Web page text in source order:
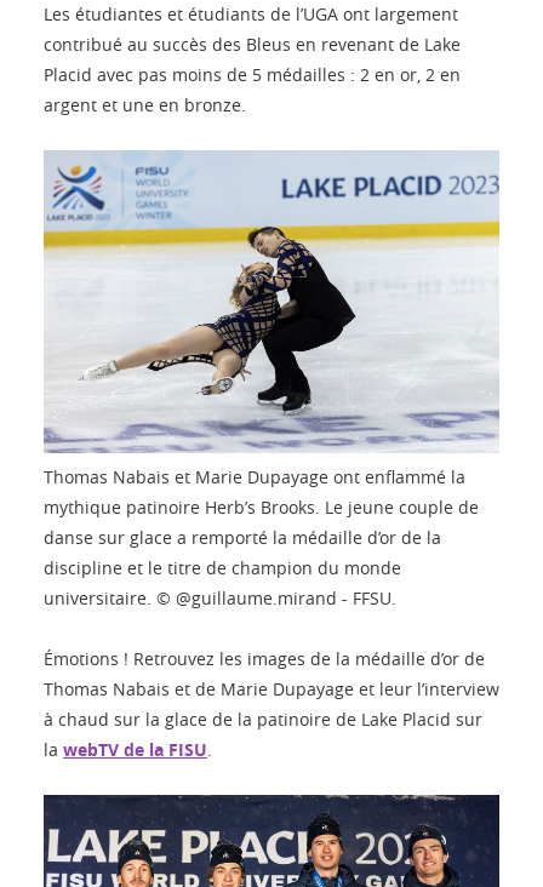
Les étudiantes et étudiants de l’UGA ont largement
contribué au succès des Bleus en revenant de Lake
Placid avec pas moins de 5 médailles : 2 en or, 2 en
argent et une en bronze.
Thomas Nabais et Marie Dupayage ont enflammé la
mythique patinoire Herb’s Brooks. Le jeune couple de
danse sur glace a remporté la médaille d’or de la
discipline et le titre de champion du monde
universitaire. © @guillaume.mirand - FFSU.
Émotions ! Retrouvez les images de la médaille d’or de
Thomas Nabais et de Marie Dupayage et leur l’interview
à chaud sur la glace de la patinoire de Lake Placid sur
la webTV de la FISU.